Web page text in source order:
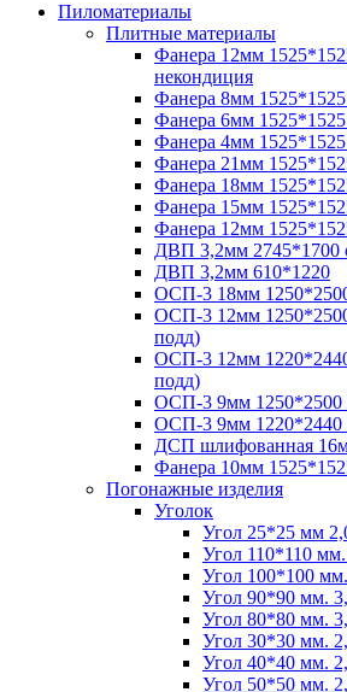
Пиломатериалы
Плитные материалы
Фанера 12мм
некондиция
Фанера 8мм 1525*1525
Фанера 6мм 1525*1525
Фанера 4мм 1525*1525
Фанера 21мм
Фанера 18мм
Фанера 15мм
Фанера 12мм
ДВП 3,2мм 2745*1700
ДВП 3,2мм 610*1220
ОСП-3 18мм
ОСП-3 12мм
подд)
ОСП-3 12мм
подд)
ОСП-3 9мм 1250*2500
ОСП-3 9мм 1220*2440
ДСП шлифованная
Фанера 10мм
Погонажные изделия
Уголок
Угол 25*25 мм
Угол 110*110
Угол 100*100
Угол 90*90 мм.
Угол 80*80 мм.
Угол 30*30 мм.
Угол 40*40 мм.
Угол 50*50 мм.